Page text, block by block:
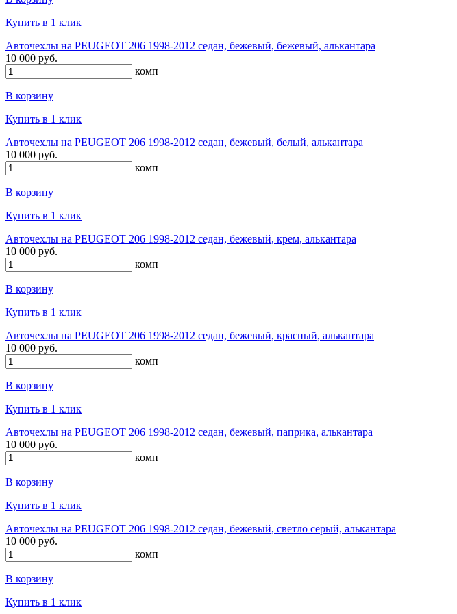
Купить в 1 клик
Авточехлы на PEUGEOT 206 1998-2012 седан, бежевый, бежевый, алькантара
10 000 руб.
комп
В корзину
Купить в 1 клик
Авточехлы на PEUGEOT 206 1998-2012 седан, бежевый, белый, алькантара
10 000 руб.
комп
В корзину
Купить в 1 клик
Авточехлы на PEUGEOT 206 1998-2012 седан, бежевый, крем, алькантара
10 000 руб.
комп
В корзину
Купить в 1 клик
Авточехлы на PEUGEOT 206 1998-2012 седан, бежевый, красный, алькантара
10 000 руб.
комп
В корзину
Купить в 1 клик
Авточехлы на PEUGEOT 206 1998-2012 седан, бежевый, паприка, алькантара
10 000 руб.
комп
В корзину
Купить в 1 клик
Авточехлы на PEUGEOT 206 1998-2012 седан, бежевый, светло серый, алькантара
10 000 руб.
комп
В корзину
Купить в 1 клик